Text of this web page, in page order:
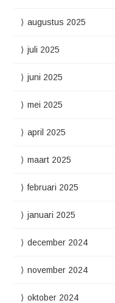
augustus 2025
juli 2025
juni 2025
mei 2025
april 2025
maart 2025
februari 2025
januari 2025
december 2024
november 2024
oktober 2024